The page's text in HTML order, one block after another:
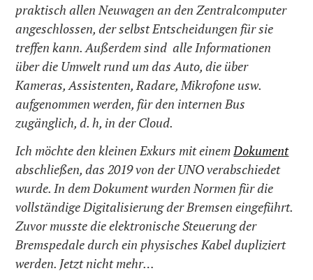
praktisch allen Neuwagen an den Zentralcomputer
angeschlossen, der selbst Entscheidungen für sie
treffen kann. Außerdem sind alle Informationen
über die Umwelt rund um das Auto, die über
Kameras, Assistenten, Radare, Mikrofone usw.
aufgenommen werden, für den internen Bus
zugänglich, d. h, in der Cloud.
Ich möchte den kleinen Exkurs mit einemDokument
abschließen, das 2019 von der UNO verabschiedet
wurde. In dem Dokument wurden Normen für die
vollständige Digitalisierung der Bremsen eingeführt.
Zuvor musste die elektronische Steuerung der
Bremspedale durch ein physisches Kabel dupliziert
werden. Jetzt nicht mehr…